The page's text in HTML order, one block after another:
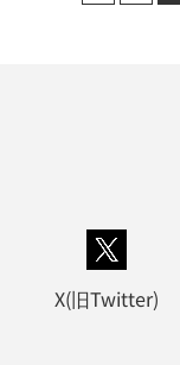
X(旧Twitter)